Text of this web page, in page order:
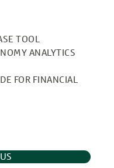
TOOL
ANALYTICS
FOR FINANCIAL